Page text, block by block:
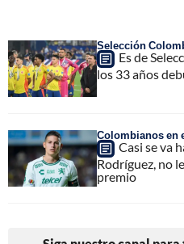
Selección
Es de
los 33 años
Colombianos en
Casi se va
Rodríguez, no
premio